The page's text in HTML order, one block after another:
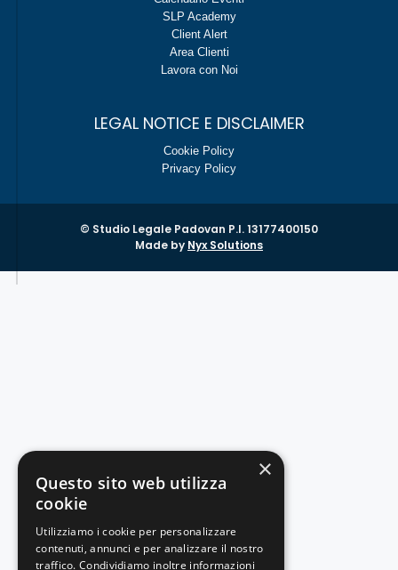
SLP Academy
Client Alert
Area Clienti
Lavora con Noi
LEGAL NOTICE E DISCLAIMER
Cookie Policy
Privacy Policy
© Studio Legale Padovan P.I. 13177400150
Made by Nyx Solutions
×
Questo sito web utilizza
cookie
Utilizziamo i cookie per personalizzare
contenuti, annunci e per analizzare il nostro
traffico. Condividiamo inoltre informazioni